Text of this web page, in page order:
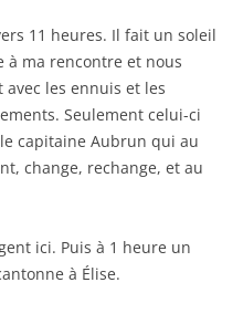
11 heures. Il fait un soleil
à ma rencontre et nous
les ennuis et les
Seulement celui-ci
capitaine Aubrun qui au
change, rechange, et au
ici. Puis à 1 heure un
à Élise.